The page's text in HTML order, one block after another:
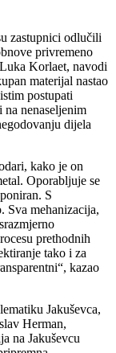
zastupnici odlučili
privremeno
Korlaet, navodi
materijal nastao
postupati
na nenaseljenim
dijela
kako je on
Oporabljuje se
S
Sva mehanizacija,
prethodnih
tako i za
kazao
Jakuševca,
Herman,
na Jakuševcu